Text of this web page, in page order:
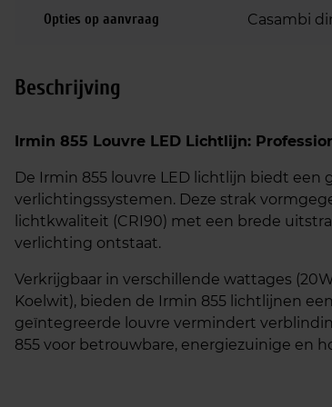
Opties op aanvraag Casambi
Beschrijving
Irmin 855 Louvre LED Lichtlijn:
De Irmin 855 louvre LED lichtlijn biedt een
verlichtingssystemen. Deze strak
lichtkwaliteit (CRI90) met een brede
verlichting ontstaat.
Verkrijgbaar in verschillende wattages
Koelwit), bieden de Irmin 855 lichtlijnen
geïntegreerde louvre vermindert
855 voor betrouwbare, energiezuinige en